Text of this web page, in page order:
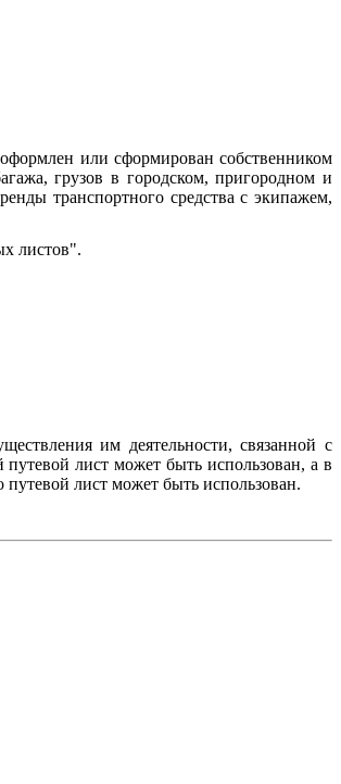
или сформирован собственником
грузов в городском, пригородном и
транспортного средства с экипажем,
листов".
им деятельности, связанной с
путевой лист может быть использован, а в
путевой лист может быть использован.